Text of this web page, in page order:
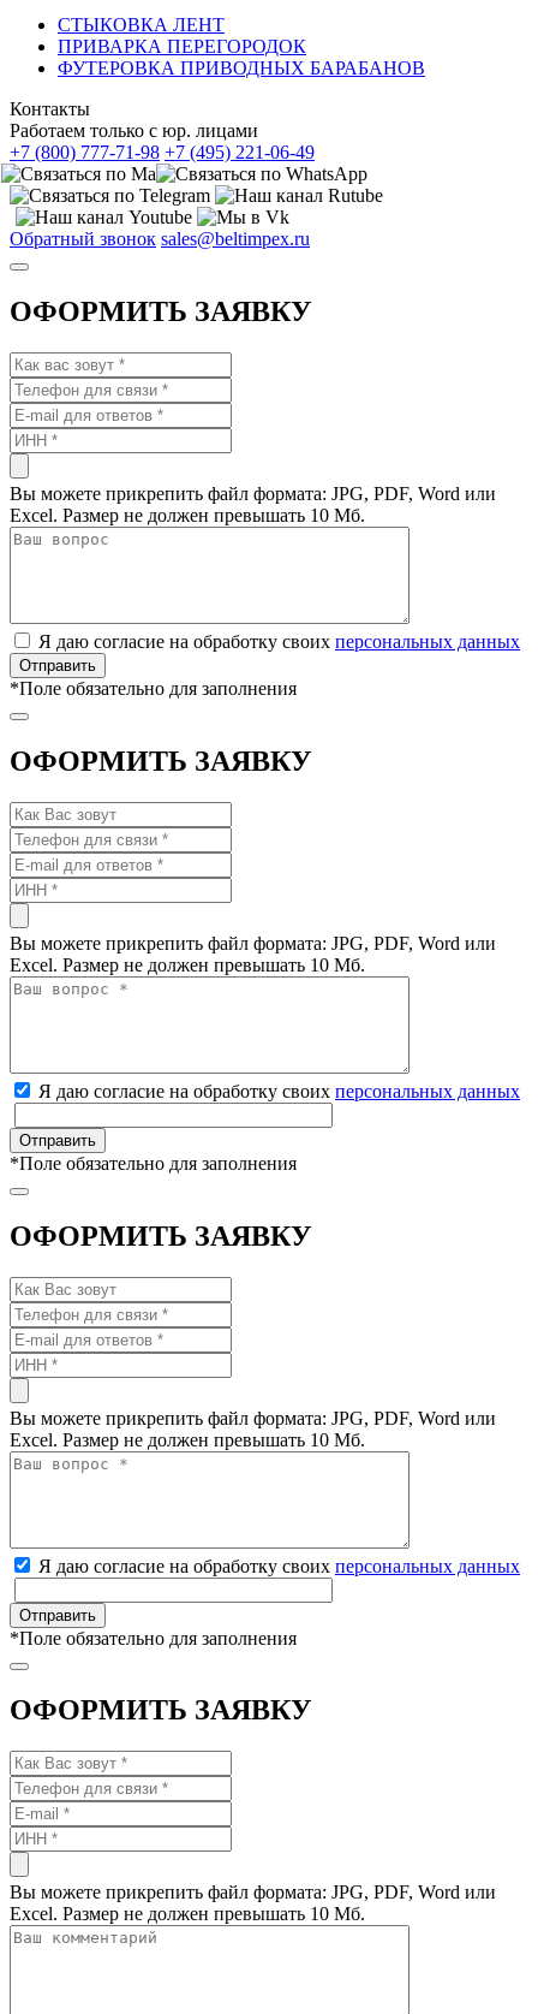
СТЫКОВКА ЛЕНТ
ПРИВАРКА ПЕРЕГОРОДОК
ФУТЕРОВКА ПРИВОДНЫХ БАРАБАНОВ
Контакты
Работаем только с юр. лицами
+7 (800) 777-71-98 +7 (495) 221-06-49
Обратный звонок sales@beltimpex.ru
ОФОРМИТЬ ЗАЯВКУ
Вы можете прикрепить файл формата: JPG, PDF, Word или
Excel. Размер не должен превышать 10 Мб.
Я даю согласие на обработку своих персональных данных
*Поле обязательно для заполнения
ОФОРМИТЬ ЗАЯВКУ
Вы можете прикрепить файл формата: JPG, PDF, Word или
Excel. Размер не должен превышать 10 Мб.
Я даю согласие на обработку своих персональных данных
*Поле обязательно для заполнения
ОФОРМИТЬ ЗАЯВКУ
Вы можете прикрепить файл формата: JPG, PDF, Word или
Excel. Размер не должен превышать 10 Мб.
Я даю согласие на обработку своих персональных данных
*Поле обязательно для заполнения
ОФОРМИТЬ ЗАЯВКУ
Вы можете прикрепить файл формата: JPG, PDF, Word или
Excel. Размер не должен превышать 10 Мб.